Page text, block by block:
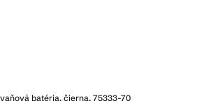
batéria, čierna, 75333-70